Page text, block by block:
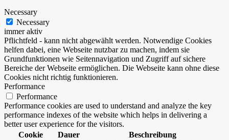
Necessary
Necessary
immer aktiv
Pflichtfeld - kann nicht abgewählt werden. Notwendige Cookies
helfen dabei, eine Webseite nutzbar zu machen, indem sie
Grundfunktionen wie Seitennavigation und Zugriff auf sichere
Bereiche der Webseite ermöglichen. Die Webseite kann ohne diese
Cookies nicht richtig funktionieren.
Performance
Performance
Performance cookies are used to understand and analyze the key
performance indexes of the website which helps in delivering a
better user experience for the visitors.
Cookie
Dauer Beschreibung